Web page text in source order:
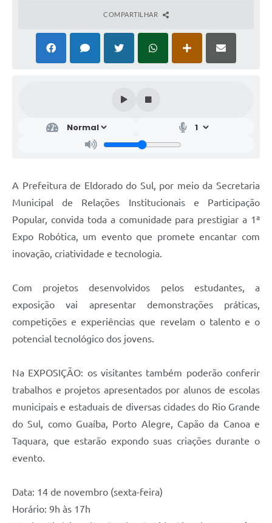
COMPARTILHAR
A Prefeitura de Eldorado do Sul, por meio da Secretaria
Municipal de Relações Institucionais e Participação
Popular, convida toda a comunidade para prestigiar a 1ª
Expo Robótica, um evento que promete encantar com
inovação, criatividade e tecnologia.
Com projetos desenvolvidos pelos estudantes, a
exposição vai apresentar demonstrações práticas,
competições e experiências que revelam o talento e o
potencial tecnológico dos jovens.
Na EXPOSIÇÃO: os visitantes também poderão conferir
trabalhos e projetos apresentados por alunos de escolas
municipais e estaduais de diversas cidades do Rio Grande
do Sul, como Guaíba, Porto Alegre, Capão da Canoa e
Taquara, que estarão expondo suas criações durante o
evento.
Data: 14 de novembro (sexta-feira)
Horário: 9h às 17h